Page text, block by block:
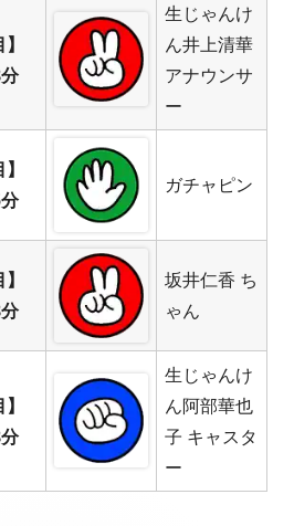
生じゃんけ
ん井上清華
アナウンサ
ー
ガチャピン
坂井仁香 ち
ゃん
生じゃんけ
ん阿部華也
子 キャスタ
ー